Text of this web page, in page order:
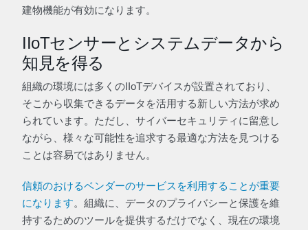
建物機能が有効になります。
IIoTセンサーとシステムデータから
知見を得る
組織の環境には多くのIIoTデバイスが設置されており、
そこから収集できるデータを活用する新しい方法が求め
られています。ただし、サイバーセキュリティに留意し
ながら、様々な可能性を追求する最適な方法を見つける
ことは容易ではありません。
信頼のおけるベンダーのサービスを利用することが重要
になります。組織に、データのプライバシーと保護を維
持するためのツールを提供するだけでなく、現在の環境